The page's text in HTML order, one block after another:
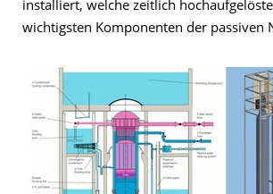
installiert, welche zeitlich
wichtigsten Komponenten der passiven